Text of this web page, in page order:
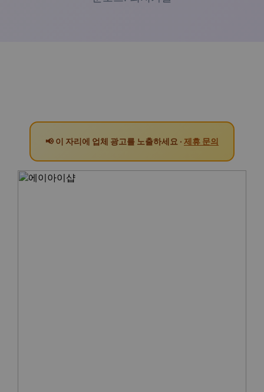
📢 이 자리에 업체 광고를 노출하세요 · 제휴 문의